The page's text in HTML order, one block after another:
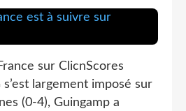
sur ClicnScores
s’est largement imposé sur
(0-4), Guingamp a